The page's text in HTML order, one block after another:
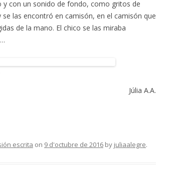
con un sonido de fondo, como gritos de
las encontró en camisón, en el camisón que
de la mano. El chico se las miraba
Júlia A.A.
escrita on 9 d'octubre de 2016 by juliaalegre.